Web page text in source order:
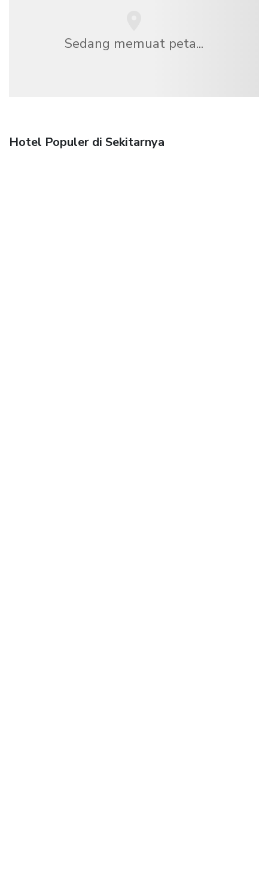
Sedang memuat peta...
Hotel Populer di Sekitarnya